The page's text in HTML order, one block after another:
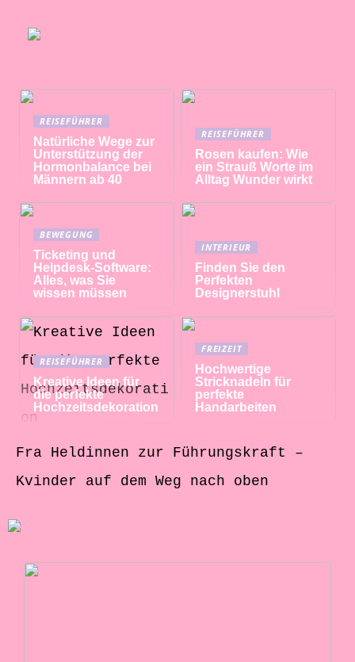
REISEFÜHRER
Natürliche Wege zur
Unterstützung der
Hormonbalance bei
Männern ab 40
REISEFÜHRER
Rosen kaufen: Wie
ein Strauß Worte im
Alltag Wunder wirkt
BEWEGUNG
Ticketing und
Helpdesk-Software:
Alles, was Sie
wissen müssen
INTERIEUR
Finden Sie den
Perfekten
Designerstuhl
REISEFÜHRER
Kreative Ideen für
die perfekte
Hochzeitsdekoration
FREIZEIT
Hochwertige
Stricknadeln für
perfekte
Handarbeiten
Fra Heldinnen zur Führungskraft –
Kvinder auf dem Weg nach oben